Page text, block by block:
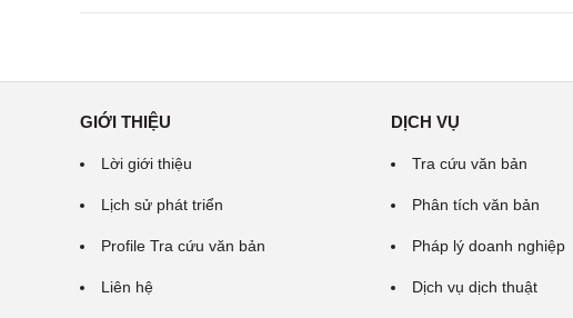
GIỚI THIỆU
Lời giới thiệu
Lịch sử phát triển
Profile Tra cứu văn bản
Liên hệ
DỊCH VỤ
Tra cứu văn bản
Phân tích văn bản
Pháp lý doanh nghiệp
Dịch vụ dịch thuật